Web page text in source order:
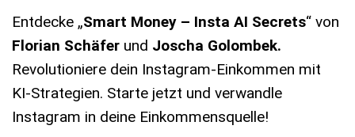
Entdecke „Smart Money – Insta AI Secrets“ von
Florian Schäfer und Joscha Golombek.
Revolutioniere dein Instagram-Einkommen mit
KI-Strategien. Starte jetzt und verwandle
Instagram in deine Einkommensquelle!